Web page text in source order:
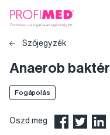
Szójegyzék
Anaerob
Fogápolás
Oszd meg